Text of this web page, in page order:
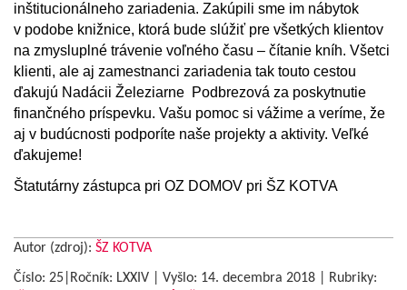
inštitucionálneho zariadenia. Zakúpili sme im nábytok
v podobe knižnice, ktorá bude slúžiť pre všetkých klientov
na zmysluplné trávenie voľného času – čítanie kníh. Všetci
klienti, ale aj zamestnanci zariadenia tak touto cestou
ďakujú Nadácii Železiarne Podbrezová za poskytnutie
finančného príspevku. Vašu pomoc si vážime a veríme, že
aj v budúcnosti podporíte naše projekty a aktivity. Veľké
ďakujeme!
Štatutárny zástupca pri OZ DOMOV pri ŠZ KOTVA
Autor (zdroj): ŠZ KOTVA
Číslo: 25|Ročník: LXXIV | Vyšlo: 14. decembra 2018
Rubriky: